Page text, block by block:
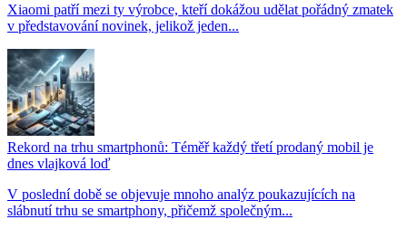
Xiaomi patří mezi ty výrobce, kteří dokážou udělat pořádný zmatek
v představování novinek, jelikož jeden...
Rekord na trhu smartphonů: Téměř každý třetí prodaný mobil je
dnes vlajková loď
V poslední době se objevuje mnoho analýz poukazujících na
slábnutí trhu se smartphony, přičemž společným...